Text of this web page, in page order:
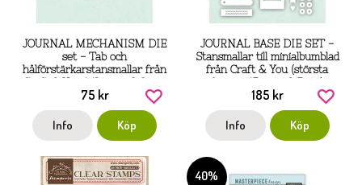
JOURNAL MECHANISM DIE
set - Tab och
hålförstärkarstansmallar från
2/5,7 x 1,5 cm
75 kr
Info Köp
JOURNAL BASE DIE SET -
Stansmallar till minialbumblad
från Craft & You (största
185 kr
Info Köp
40%